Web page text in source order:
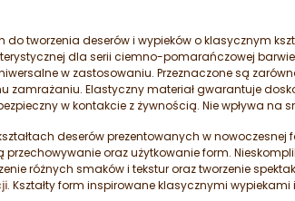
tworzenia deserów i wypieków o klasycznym
dla serii ciemno-pomarańczowej
w zastosowaniu. Przeznaczone są
Elastyczny materiał gwarantuje
w kontakcie z żywnością. Nie wpływa na
deserów prezentowanych w nowoczesnej
oraz użytkowanie form.
różnych smaków i tekstur oraz tworzenie
. Kształty form inspirowane klasycznymi